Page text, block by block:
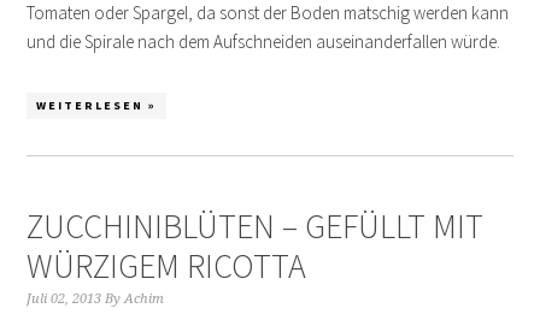
Tomaten oder Spargel, da sonst der Boden matschig werden kann
und die Spirale nach dem Aufschneiden auseinanderfallen würde.
WEITERLESEN »
ZUCCHINIBLÜTEN – GEFÜLLT MIT
WÜRZIGEM RICOTTA
Juli 02, 2013 ByAchim